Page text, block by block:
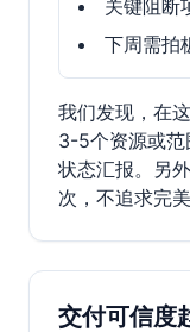
关键阻断
下周需拍
我们发现，在
3-5个资源或范
状态汇报。另
次，不追求完
交付可信度